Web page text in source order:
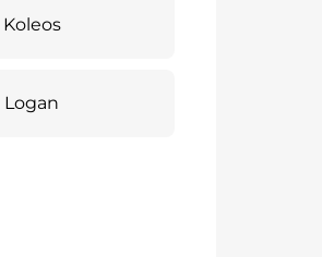
Koleos
Logan